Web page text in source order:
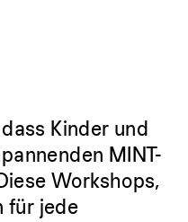
Kinder und
MINT-
Workshops,
für jede